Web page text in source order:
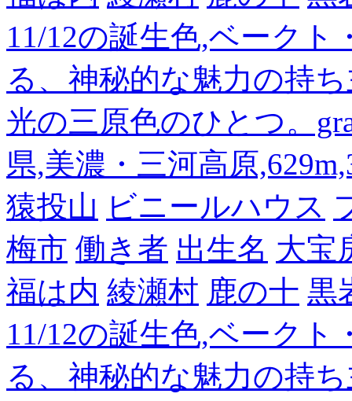
11/12の誕生色,ベーク
る、神秘的な魅力の持
光の三原色のひとつ。
県,美濃・三河高原
猿投山 ビニールハウス
梅市 働き者 出生名 大宝
福は内 綾瀬村 鹿の十 黒
11/12の誕生色,ベーク
る、神秘的な魅力の持